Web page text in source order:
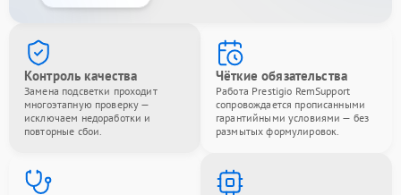
Контроль качества
Замена подсветки проходит
многоэтапную проверку —
исключаем недоработки и
повторные сбои.
Чёткие обязательства
Работа Prestigio RemSupport
сопровождается прописанными
гарантийными условиями — без
размытых формулировок.